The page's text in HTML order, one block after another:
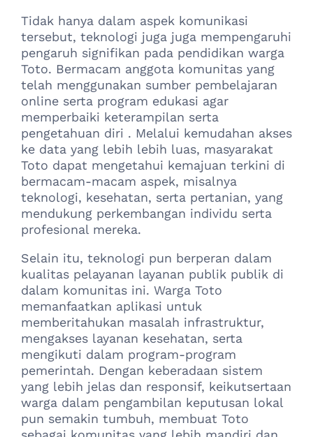
Tidak hanya dalam aspek komunikasi
tersebut, teknologi juga juga mempengaruhi
pengaruh signifikan pada pendidikan warga
Toto. Bermacam anggota komunitas yang
telah menggunakan sumber pembelajaran
online serta program edukasi agar
memperbaiki keterampilan serta
pengetahuan diri . Melalui kemudahan akses
ke data yang lebih lebih luas, masyarakat
Toto dapat mengetahui kemajuan terkini di
bermacam-macam aspek, misalnya
teknologi, kesehatan, serta pertanian, yang
mendukung perkembangan individu serta
profesional mereka.
Selain itu, teknologi pun berperan dalam
kualitas pelayanan layanan publik publik di
dalam komunitas ini. Warga Toto
memanfaatkan aplikasi untuk
memberitahukan masalah infrastruktur,
mengakses layanan kesehatan, serta
mengikuti dalam program-program
pemerintah. Dengan keberadaan sistem
yang lebih jelas dan responsif, keikutsertaan
warga dalam pengambilan keputusan lokal
pun semakin tumbuh, membuat Toto